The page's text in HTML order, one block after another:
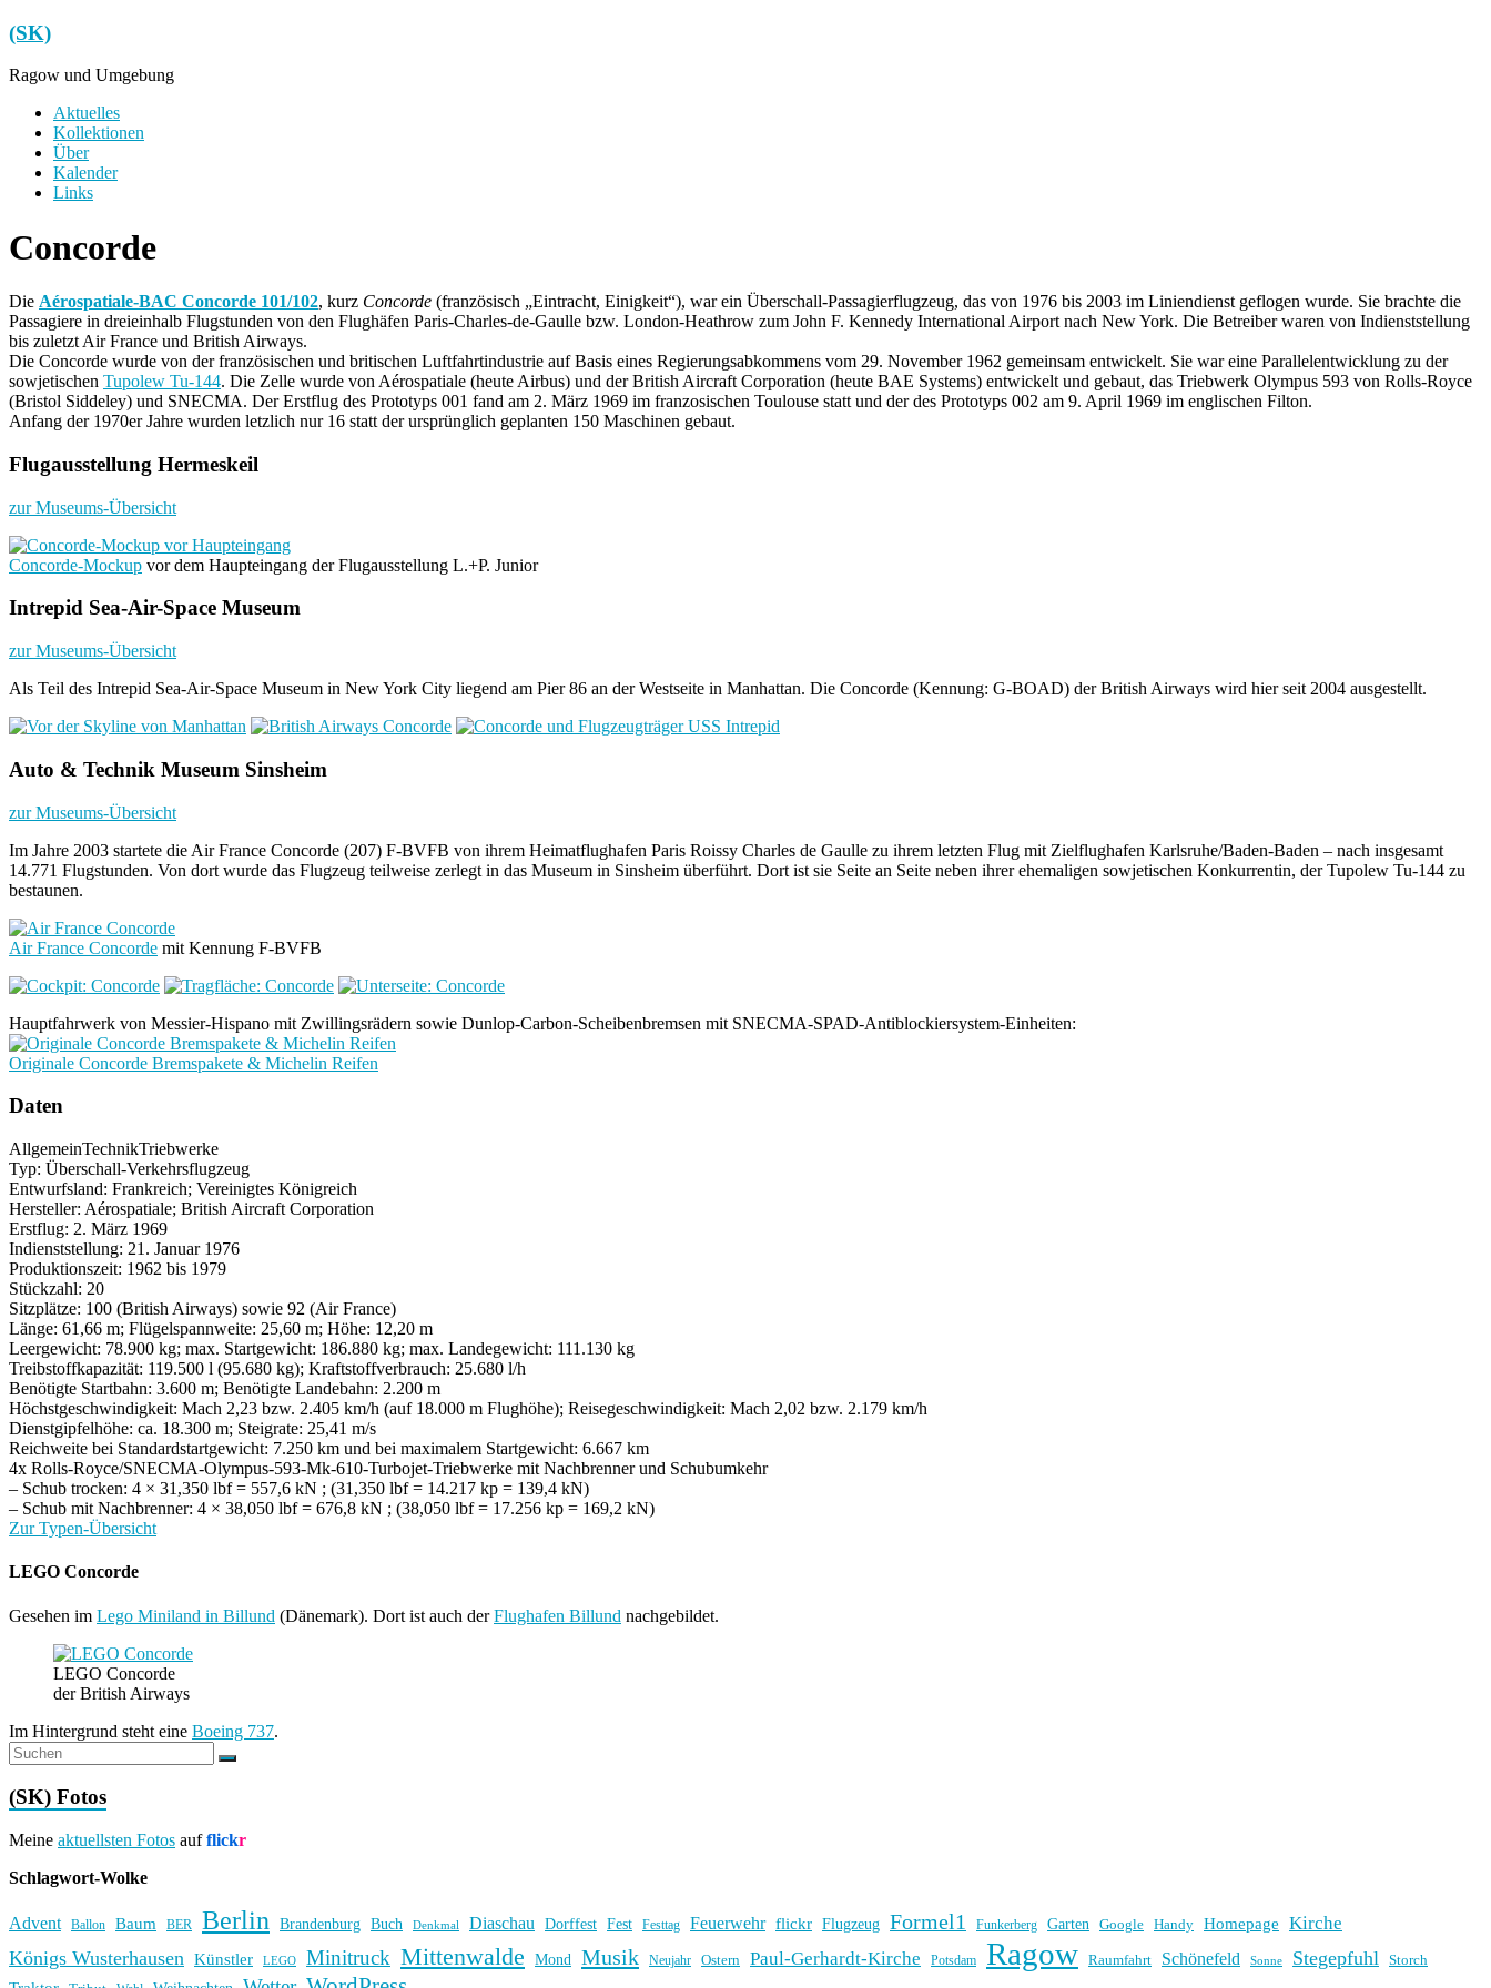
Zum
Inhalt
springen
(SK)
Ragow und Umgebung
Menü
Aktuelles
Kollektionen
Über
Kalender
Links
Concorde
Die Aérospatiale-BAC Concorde 101/102, kurz Concorde (französisch „Eintracht, Einigkeit“), war ein Überschall-Passagierflugzeug, das von 1976 bis 2003 im Liniendienst geflogen wurde. Sie brachte die
Passagiere in dreieinhalb Flugstunden von den Flughäfen Paris-Charles-de-Gaulle bzw. London-Heathrow zum John F. Kennedy International Airport nach New York. Die Betreiber waren von Indienststellung
bis zuletzt Air France und British Airways.
Die Concorde wurde von der französischen und britischen Luftfahrtindustrie auf Basis eines Regierungsabkommens vom 29. November 1962 gemeinsam entwickelt. Sie war eine Parallelentwicklung zu der
sowjetischen Tupolew Tu-144. Die Zelle wurde von Aérospatiale (heute Airbus) und der British Aircraft Corporation (heute BAE Systems) entwickelt und gebaut, das Triebwerk Olympus 593 von Rolls-Royce
(Bristol Siddeley) und SNECMA. Der Erstflug des Prototyps 001 fand am 2. März 1969 im franzosischen Toulouse statt und der des Prototyps 002 am 9. April 1969 im englischen Filton.
Anfang der 1970er Jahre wurden letzlich nur 16 statt der ursprünglich geplanten 150 Maschinen gebaut.
Flugausstellung Hermeskeil
zur Museums-Übersicht
Concorde-Mockup vor dem Haupteingang der Flugausstellung L.+P. Junior
Intrepid Sea-Air-Space Museum
zur Museums-Übersicht
Als Teil des Intrepid Sea-Air-Space Museum in New York City liegend am Pier 86 an der Westseite in Manhattan. Die Concorde (Kennung: G-BOAD) der British Airways wird hier seit 2004 ausgestellt.
Auto & Technik Museum Sinsheim
zur Museums-Übersicht
Im Jahre 2003 startete die Air France Concorde (207) F-BVFB von ihrem Heimatflughafen Paris Roissy Charles de Gaulle zu ihrem letzten Flug mit Zielflughafen Karlsruhe/Baden-Baden – nach insgesamt
14.771 Flugstunden. Von dort wurde das Flugzeug teilweise zerlegt in das Museum in Sinsheim überführt. Dort ist sie Seite an Seite neben ihrer ehemaligen sowjetischen Konkurrentin, der Tupolew Tu-144 zu
bestaunen.
Air France Concorde mit Kennung F-BVFB
Hauptfahrwerk von Messier-Hispano mit Zwillingsrädern sowie Dunlop-Carbon-Scheibenbremsen mit SNECMA-SPAD-Antiblockiersystem-Einheiten:
Originale Concorde Bremspakete & Michelin Reifen
Daten
AllgemeinTechnikTriebwerke
Typ: Überschall-Verkehrsflugzeug
Entwurfsland: Frankreich; Vereinigtes Königreich
Hersteller: Aérospatiale; British Aircraft Corporation
Erstflug: 2. März 1969
Indienststellung: 21. Januar 1976
Produktionszeit: 1962 bis 1979
Stückzahl: 20
Sitzplätze: 100 (British Airways) sowie 92 (Air France)
Länge: 61,66 m; Flügelspannweite: 25,60 m; Höhe: 12,20 m
Leergewicht: 78.900 kg; max. Startgewicht: 186.880 kg; max. Landegewicht: 111.130 kg
Treibstoffkapazität: 119.500 l (95.680 kg); Kraftstoffverbrauch: 25.680 l/h
Benötigte Startbahn: 3.600 m; Benötigte Landebahn: 2.200 m
Höchstgeschwindigkeit: Mach 2,23 bzw. 2.405 km/h (auf 18.000 m Flughöhe); Reisegeschwindigkeit: Mach 2,02 bzw. 2.179 km/h
Dienstgipfelhöhe: ca. 18.300 m; Steigrate: 25,41 m/s
Reichweite bei Standardstartgewicht: 7.250 km und bei maximalem Startgewicht: 6.667 km
4x Rolls-Royce/SNECMA-Olympus-593-Mk-610-Turbojet-Triebwerke mit Nachbrenner und Schubumkehr
– Schub trocken: 4 × 31,350 lbf = 557,6 kN ; (31,350 lbf = 14.217 kp = 139,4 kN)
– Schub mit Nachbrenner: 4 × 38,050 lbf = 676,8 kN ; (38,050 lbf = 17.256 kp = 169,2 kN)
Zur Typen-Übersicht
LEGO Concorde
Gesehen im Lego Miniland in Billund (Dänemark). Dort ist auch derFlughafen Billund nachgebildet.
LEGO Concorde
der British Airways
Im Hintergrund steht eine Boeing 737.
(SK) Fotos
Meine aktuellsten Fotos aufflickr
Schlagwort-Wolke
Advent Ballon Baum BER Berlin Brandenburg Buch Denkmal Diaschau Dorffest Fest Festtag Feuerwehr flickr Flugzeug Formel1 Funkerberg Garten Google Handy Homepage Kirche
Königs Wusterhausen Künstler LEGO Minitruck Mittenwalde Mond Musik Neujahr Ostern Paul-Gerhardt-Kirche Potsdam Ragow Raumfahrt Schönefeld Sonne Stegepfuhl Storch